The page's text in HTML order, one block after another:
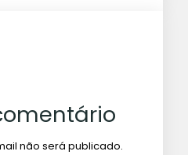
não será publicado.